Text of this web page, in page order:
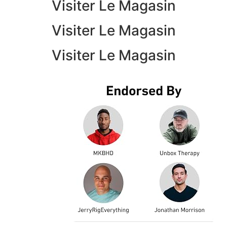
Visiter Le Magasin
Visiter Le Magasin
Visiter Le Magasin